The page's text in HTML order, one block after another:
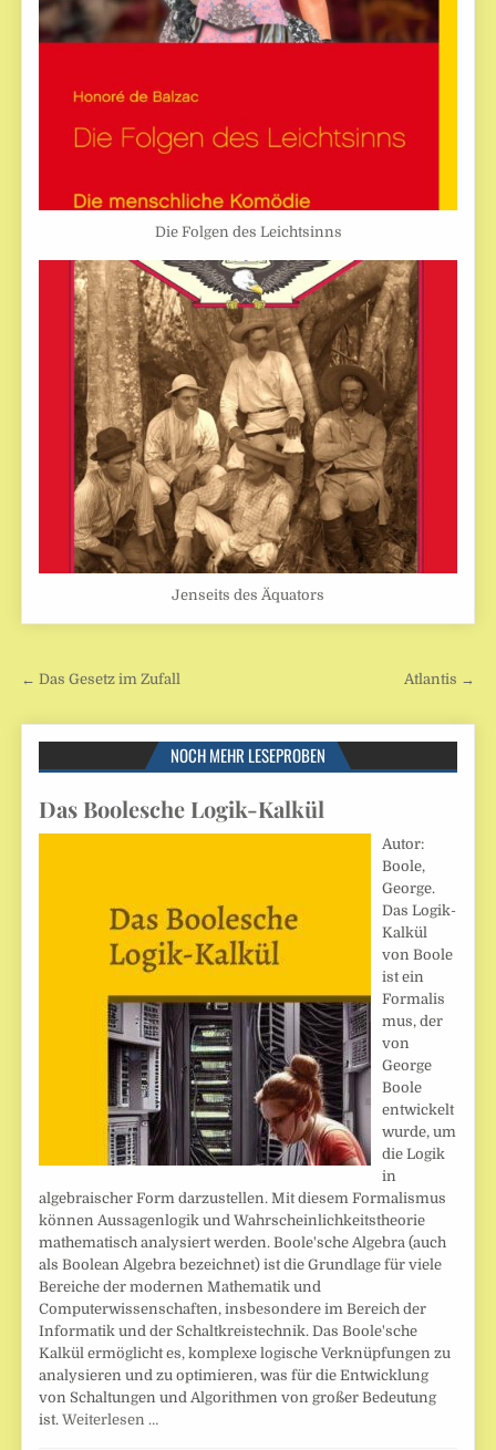
Die Folgen des Leichtsinns
Jenseits des Äquators
Beitragsnavigation
← Das Gesetz im Zufall Atlantis →
NOCH MEHR LESEPROBEN
Das Boolesche Logik-Kalkül
Autor:
Boole,
George.
Das Logik-
Kalkül
von Boole
ist ein
Formalis
mus, der
von
George
Boole
entwickelt
wurde, um
die Logik
in
algebraischer Form darzustellen. Mit diesem Formalismus
können Aussagenlogik und Wahrscheinlichkeitstheorie
mathematisch analysiert werden. Boole'sche Algebra (auch
als Boolean Algebra bezeichnet) ist die Grundlage für viele
Bereiche der modernen Mathematik und
Computerwissenschaften, insbesondere im Bereich der
Informatik und der Schaltkreistechnik. Das Boole'sche
Kalkül ermöglicht es, komplexe logische Verknüpfungen zu
analysieren und zu optimieren, was für die Entwicklung
von Schaltungen und Algorithmen von großer Bedeutung
ist.Weiterlesen …